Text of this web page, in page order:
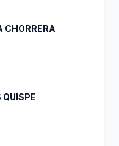
CHORRERA
QUISPE